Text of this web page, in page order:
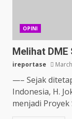
OPINI
Melihat DME
ireportase
—– Sejak
Indonesia, H.
menjadi Proyek